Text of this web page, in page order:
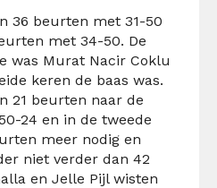
36 beurten met 31-50
met 34-50. De
was Murat Nacir Coklu
keren de baas was.
21 beurten naar de
24 en in de tweede
meer nodig en
niet verder dan 42
en Jelle Pijl wisten